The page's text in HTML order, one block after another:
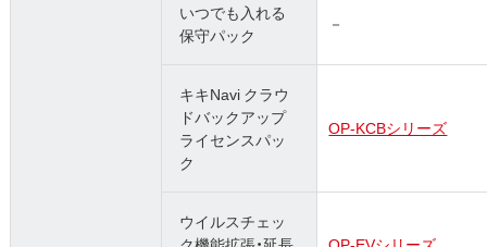
いつでも入れる
保守パック
－
キキNavi クラウ
ドバックアップ
ライセンスパッ
ク
OP-KCBシリーズ
ウイルスチェッ